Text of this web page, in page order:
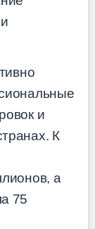
и
К
а
75